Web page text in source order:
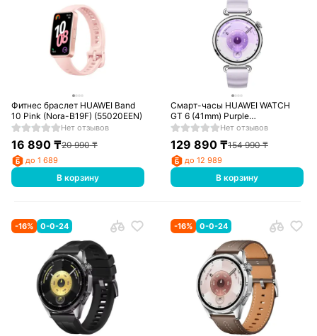
Фитнес браслет HUAWEI Band
10 Pink (Nora-B19F) (55020EEN)
Нет отзывов
16 890₸20 990₸
до 1 689
В корзину
Смарт-часы HUAWEI WATCH
GT 6 (41mm) Purple
Fluoroelastomer Strap (Konsu-
Нет отзывов
129 890 ₸154 990₸
до 12 989
В корзину
-16% 0-0-24 -16% 0-0-24